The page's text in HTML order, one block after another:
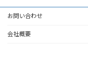
お問い合わせ
会社概要